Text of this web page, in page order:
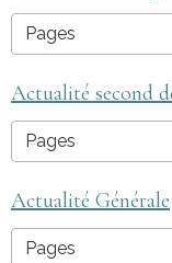
Actualité second
Actualité Générale